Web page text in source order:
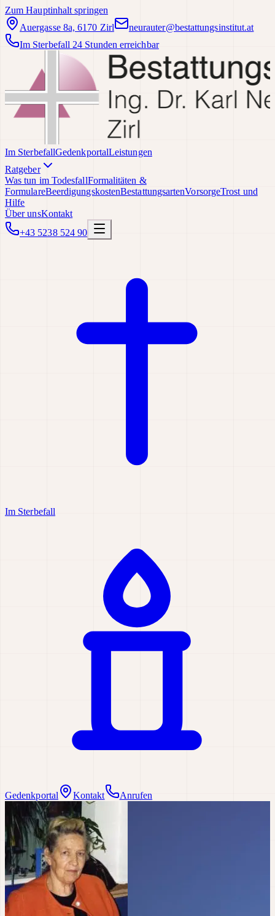
Zum Hauptinhalt springen
Auergasse 8a, 6170 Zirl
neurauter@bestattungsinstitut.at
Im Sterbefall 24 Stunden erreichbar
Im SterbefallGedenkportalLeistungen
Ratgeber
Was tun im TodesfallFormalitäten &
FormulareBeerdigungskostenBestattungsartenVorsorgeTrost und
Hilfe
Über unsKontakt
+43 5238 524 90
Im Sterbefall
Gedenkportal Kontakt Anrufen